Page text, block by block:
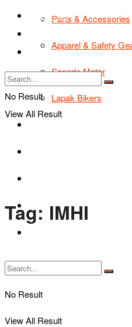
Parts & Accessories
Apparel & Safety
Sepeda Motor
Lapak Bikers
Bikers Cars
No Result
View All Result
TIPS & TRIK
Tentang Kami
No Result
View All Result
Tag: IMHI